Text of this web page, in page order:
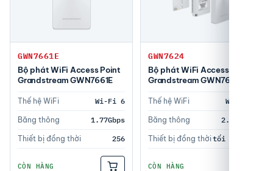
GWN7661E
Bộ phát WiFi Access Point
Grandstream GWN7661E
Thế hệ WiFi Wi-Fi 6
Băng thông 1.77Gbps
Thiết bị đồng thời 256
CÒN HÀNG
GWN7624
Bộ phát WiFi Access Point
Grandstream GWN7624
Thế hệ WiFi Wi-Fi 5
Băng thông 2.03Gbps
Thiết bị đồng thờitối đa 200
CÒN HÀNG